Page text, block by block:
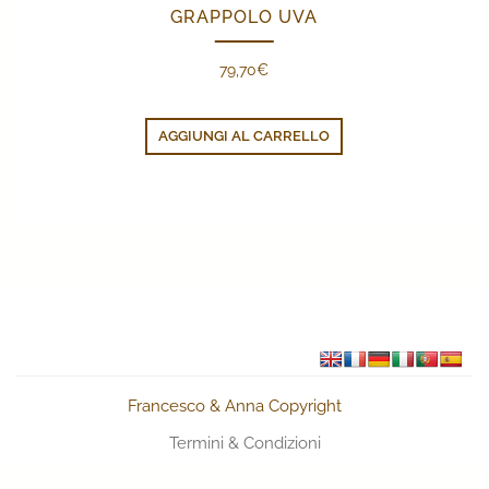
GRAPPOLO UVA
79,70€
AGGIUNGI AL CARRELLO
Francesco & Anna Copyright
Termini & Condizioni